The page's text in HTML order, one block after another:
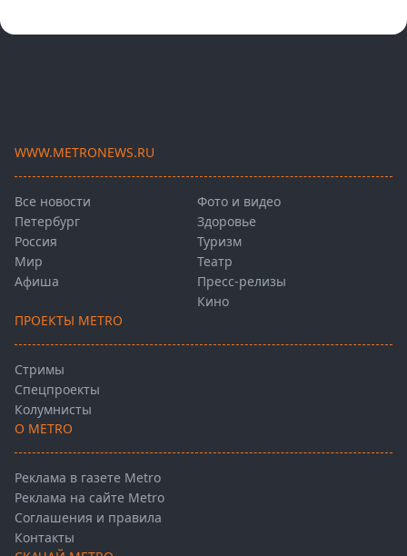
WWW.METRONEWS.RU
Все новости
Петербург
Россия
Мир
Афиша
Фото и видео
Здоровье
Туризм
Театр
Пресс-релизы
Кино
ПРОЕКТЫ METRO
Стримы
Спецпроекты
Колумнисты
О METRO
Реклама в газете Metro
Реклама на сайте Metro
Соглашения и правила
Контакты